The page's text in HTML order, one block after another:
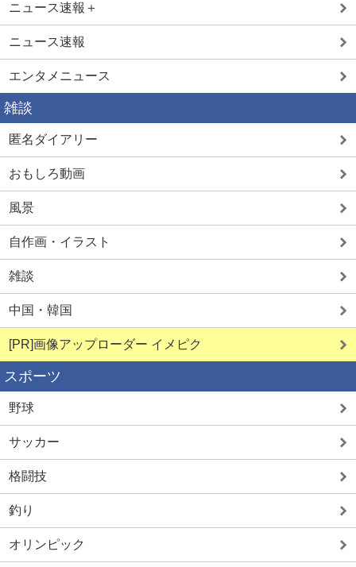
ニュース速報＋
ニュース速報
エンタメニュース
雑談
匿名ダイアリー
おもしろ動画
風景
自作画・イラスト
雑談
中国・韓国
[PR]画像アップローダー イメピク
スポーツ
野球
サッカー
格闘技
釣り
オリンピック